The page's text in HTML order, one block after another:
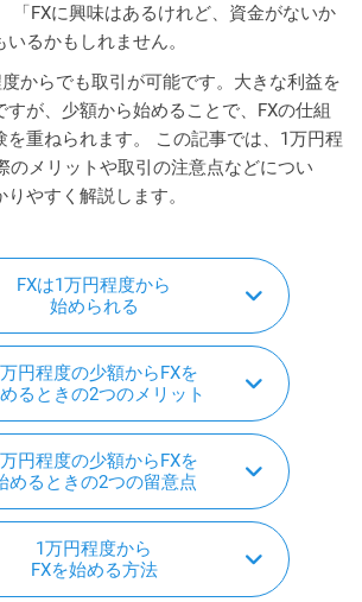
「FXに興味はあるけれど、資金がないか
るかもしれません。
からでも取引が可能です。大きな利益を
が、少額から始めることで、FXの仕組
を重ねられます。 この記事では、1万円程
のメリットや取引の注意点などについ
やすく解説します。
FXは1万円程度から
始められる
円程度の少額からFXを
るときの2つのメリット
円程度の少額からFXを
めるときの2つの留意点
1万円程度から
FXを始める方法